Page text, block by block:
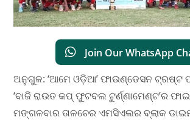
Join Our WhatsApp
ଅନୁଗୁଳ: ‘ଆମେ ଓଡ଼ିଆ’ ଫାଉଣ୍ଡେସନ
‘ବାଜି ରାଉତ କପ୍ ଫୁଟବଲ ଟୁର୍ଣ୍ଣାମେଣ୍ଟ’ର
ମଙ୍ଗଳବାର ତାଳଚେର ଏମସିଏଲର ବ୍ଲାକ